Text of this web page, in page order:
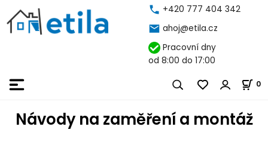
+420 777 404 342
ahoj@etila.cz
Pracovní dny
od 8:00 do 17:00
0
Návody na zaměření a montáž